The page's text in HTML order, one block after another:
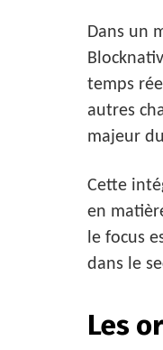
Dans un
temps
autres
majeur
Cette
en
le focus
dans le
Les